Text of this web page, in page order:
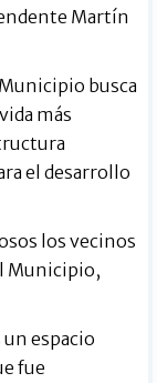
Martín
busca
más
el desarrollo
los vecinos
Municipio,
espacio
fue